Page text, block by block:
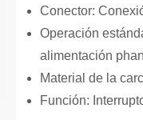
Conector:
Operación
alimentación
Material de la
Función: